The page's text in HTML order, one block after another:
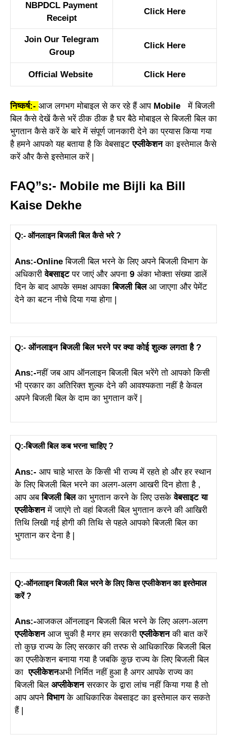
NBPDCL Payment
Receipt
Click Here
Join Our Telegram
Group
Click Here
Official Website Click Here
निष्कर्ष:- आज लगभग मोबाइल से कर रहे हैं आप Mobile
में बिजली
बिल कैसे देखें कैसे भरें ठीक ठीक है घर बैठे मोबाइल से बिजली बिल का
भुगतान कैसे करें के बारे में संपूर्ण जानकारी देने का प्रयास किया गया
है हमने आपको यह बताया है कि वेबसाइट एप्लीकेशनका इस्तेमाल कैसे
करें और कैसे इस्तेमाल करें |
FAQ”s:- Mobile me Bijli ka Bill
Kaise Dekhe
Q:- ऑनलाइन बिजली बिल कैसे भरे ?
Ans:-Online बिजली बिल भरने के लिए अपने बिजली विभाग के
अधिकारी वेबसाइटपर जाएं और अपना 9 अंका भोक्ता संख्या डालें
दिन के बाद आपके समक्ष आपका बिजली बिलआ जाएगा और पेमेंट
देने का बटन नीचे दिया गया होगा |
Q:- ऑनलाइन बिजली बिल भरने पर क्या कोई शुल्क लगता है ?
Ans:-नहीं जब आप ऑनलाइन बिजली बिल भरेंगे तो आपको किसी
भी प्रकार का अतिरिक्त शुल्क देने की आवश्यकता नहीं है केवल
अपने बिजली बिल के दाम का भुगतान करें |
Q:-बिजली बिल कब भरना चाहिए ?
Ans:- आप चाहे भारत के किसी भी राज्य में रहते हो और हर स्थान
के लिए बिजली बिल भरने का अलग-अलग आखरी दिन होता है ,
आप अबबिजली बिलका भुगतान करने के लिए उसके वेबसाइट या
एप्लीकेशनमें जाएंगे तो वहां बिजली बिल भुगतान करने की आखिरी
तिथि लिखी गई होगी की तिथि से पहले आपको बिजली बिल का
भुगतान कर देना है |
Q:-ऑनलाइन बिजली बिल भरने के लिए किस एप्लीकेशन का इस्तेमाल
करें ?
Ans:-आजकल ऑनलाइन बिजली बिल भरने के लिए अलग-अलग
एप्लीकेशन आज चुकी है मगर हम सरकारीएप्लीकेशनकी बात करें
तो कुछ राज्य के लिए सरकार की तरफ से आधिकारिक बिजली बिल
का एप्लीकेशन बनाया गया है जबकि कुछ राज्य के लिए बिजली बिल
का एप्लीकेशनअभी निर्मित नहीं हुआ है अगर आपके राज्य का
बिजली बिल अप्लीकेशनसरकार के द्वारा लांच नहीं किया गया है तो
आप अपने विभागके आधिकारिक वेबसाइट का इस्तेमाल कर सकते
हैं |